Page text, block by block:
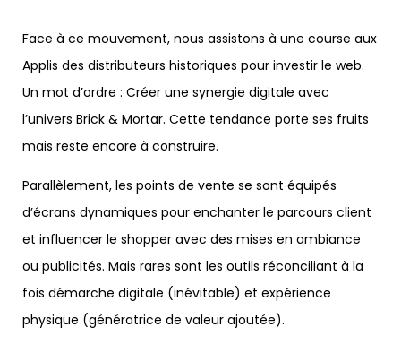
Face à ce mouvement, nous assistons à une course aux
Applis des distributeurs historiques pour investir le web.
Un mot d’ordre : Créer une synergie digitale avec
l’univers Brick & Mortar. Cette tendance porte ses fruits
mais reste encore à construire.
Parallèlement, les points de vente se sont équipés
d’écrans dynamiques pour enchanter le parcours client
et influencer le shopper avec des mises en ambiance
ou publicités. Mais rares sont les outils réconciliant à la
fois démarche digitale (inévitable) et expérience
physique (génératrice de valeur ajoutée).